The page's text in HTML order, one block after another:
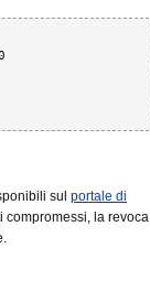
sul portale di
compromessi, la revoca